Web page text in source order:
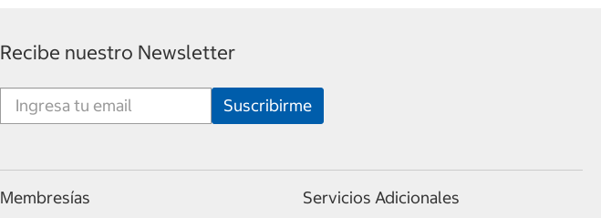
Recibe nuestro Newsletter
Membresías Servicios Adicionales